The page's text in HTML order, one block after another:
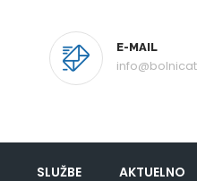
E-MAIL
SLUŽBE AKTUELNO